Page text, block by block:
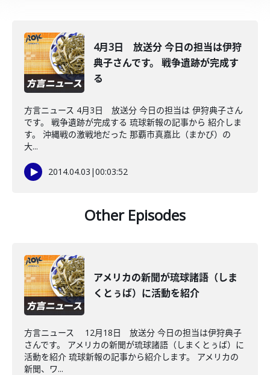
4月3日 放送分 今日の担当は伊狩
典子さんです。 戦争遺跡が完成す
る
方言ニュース 4月3日 放送分 今日の担当は 伊狩典子さん
です。 戦争遺跡が完成する 琉球新報の記事から 紹介しま
す。 沖縄戦の激戦地だった 那覇市真嘉比（まかび）の
大...
2014.04.03 |00:03:52
Other Episodes
アメリカの新聞が琉球諸語（しま
くとぅば）に活動を紹介
方言ニュース 12月18日 放送分 今日の担当は伊狩典子
さんです。 アメリカの新聞が琉球諸語（しまくとぅば）に
活動を紹介 琉球新報の記事から紹介します。 アメリカの
新聞、ワ...